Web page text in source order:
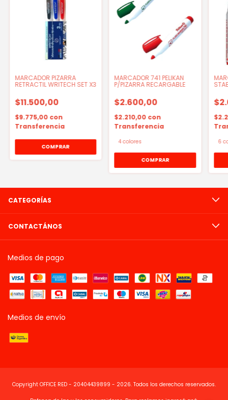
MARCADOR PIZARRA
RETRACTIL WRITECH SET X3
$11.500,00
$9.775,00 con
Transferencia
MARCADOR 741 PELIKAN
P/PIZARRA RECARGABLE
$2.600,00
$2.210,00 con
Transferencia
4 colores
COMPRAR
6
CATEGORÍAS
CONTACTÁNOS
Medios de pago
Medios de envío
Copyright OFFICE RED - 20404439899 - 2026. Todos los derechos reservados.